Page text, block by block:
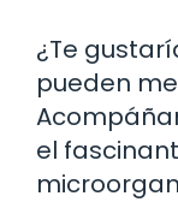
¿Te
pueden
el